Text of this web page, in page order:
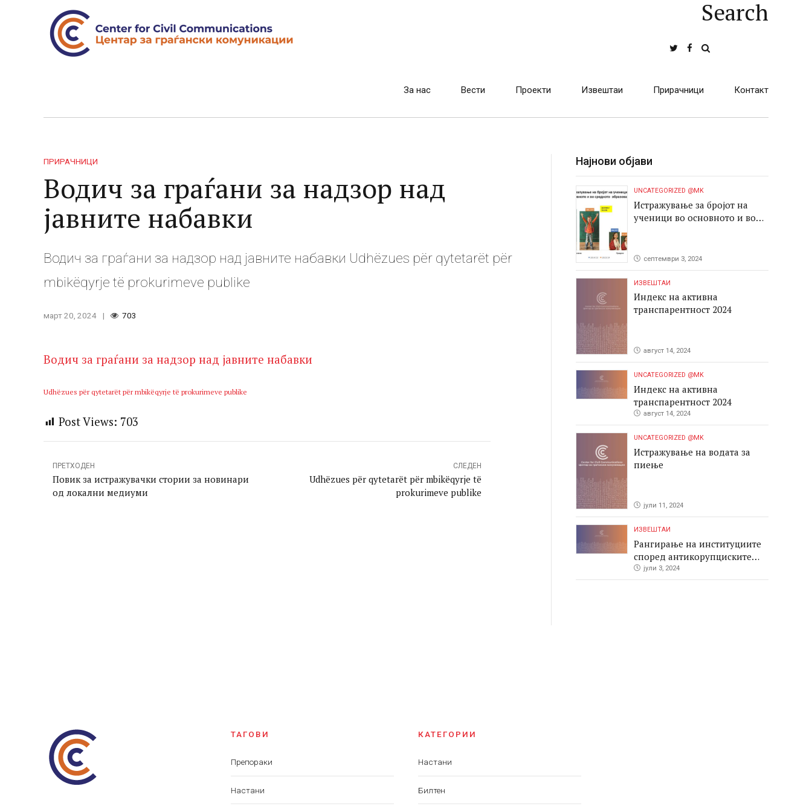
Search
За нас Вести Проекти Извештаи Прирачници Контакт
ПРИРАЧНИЦИ
Водич за граѓани за надзор над
јавните набавки
Водич за граѓани за надзор над јавните набавки Udhëzues për qytetarët për
mbikëqyrje të prokurimeve publike
март 20, 2024 703
Водич за граѓани за надзор над јавните набавки
Udhëzues për qytetarët për mbikëqyrje të prokurimeve publike
Post Views: 703
ПРЕТХОДЕН
Повик за истражувачки стории за новинари
од локални медиуми
СЛЕДЕН
Udhëzues për qytetarët për mbikëqyrje të
prokurimeve publike
Најнови објави
UNCATEGORIZED @MK
Истражување за бројот на
ученици во основното и во
септември 3, 2024
ИЗВЕШТАИ
Индекс на активна
транспарентност 2024
август 14, 2024
UNCATEGORIZED @MK
Индекс на активна
транспарентност 2024
август 14, 2024
UNCATEGORIZED @MK
Истражување на водата за
пиење
јули 11, 2024
ИЗВЕШТАИ
Рангирање на институциите
според антикорупциските
перформаси во јавните
набавки
јули 3, 2024
ТАГОВИ
Препораки
Настани
КАТЕГОРИИ
Настани
Билтен